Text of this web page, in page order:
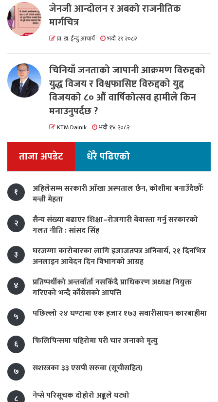
जेनजी आन्दोलन र अबको राजनीतिक
मार्गचित्र
प्रा. डा. ईन्दु आचार्य भदौ २९ २०८२
चिनियाँ जनताको जापानी आक्रमण विरुद्दको
युद्ध विजय र विश्वफासिष्ट विरुद्दको युद्द
विजयको ८० औं वार्षिकोत्सव हामीले किन
मनाउनुपर्दछ ?
KTM Dainik भदौ १४ २०८२
ताजा अपडेट धेरै पढिएको
१
अहिलेसम्म सरकारी आँखा अस्पताल छैन, कोशीमा बनाउँदैछौँः
मन्त्री मेहता
२
सैन्य संख्या बढाएर शिक्षा–रोजगारी बेवास्ता गर्नु सरकारको
गलत नीति : सांसद सिंह
३
घरजग्गा कारोबारका लागि इजाजतपत्र अनिवार्य, २१ दिनभित्र
अनलाइन आवेदन दिन विभागको आग्रह
४
प्रतिष्पर्धीको अन्तर्वार्ता नसकिँदै प्राधिकरण अध्यक्ष नियुक्त
गरिएको भन्दै काँग्रेसको आपत्ति
५
पछिल्लो २४ घण्टामा एक हजार १७३ सवारीसाधन कारबाहीमा
६ फिलिपिन्समा पहिरोमा परी चार जनाको मृत्यु
७ सशस्त्रका ३३ एसपी सरुवा (सूचीसहित)
८ नेप्से परिसूचक दोहोरो अङ्कले घट्यो